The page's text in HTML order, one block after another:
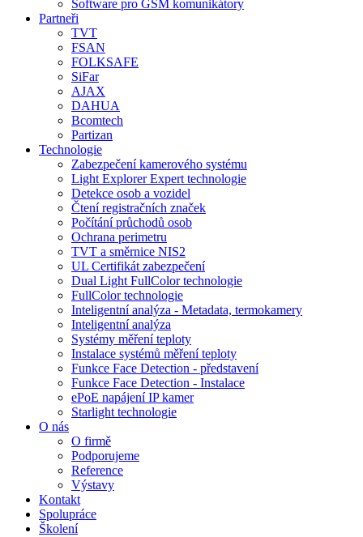
Software pro GSM komunikátory
Partneři
TVT
FSAN
FOLKSAFE
SiFar
AJAX
DAHUA
Bcomtech
Partizan
Technologie
Zabezpečení kamerového systému
Light Explorer Expert technologie
Detekce osob a vozidel
Čtení registračních značek
Počítání průchodů osob
Ochrana perimetru
TVT a směrnice NIS2
UL Certifikát zabezpečení
Dual Light FullColor technologie
FullColor technologie
Inteligentní analýza - Metadata, termokamery
Inteligentní analýza
Systémy měření teploty
Instalace systémů měření teploty
Funkce Face Detection - představení
Funkce Face Detection - Instalace
ePoE napájení IP kamer
Starlight technologie
O nás
O firmě
Podporujeme
Reference
Výstavy
Kontakt
Spolupráce
Školení